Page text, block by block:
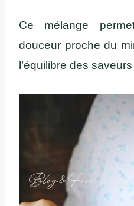
Ce mélange
douceur proche du
l’équilibre des